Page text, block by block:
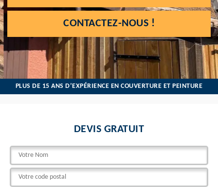
CONTACTEZ-NOUS !
PLUS DE 15 ANS D’EXPÉRIENCE EN COUVERTURE ET PEINTURE
DEVIS GRATUIT